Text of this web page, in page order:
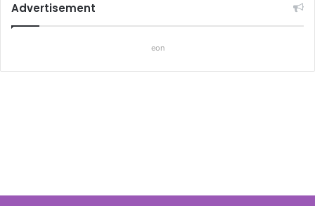
Advertisement
eon